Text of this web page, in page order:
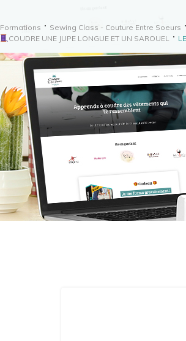
Formations Sewing Class - Couture Entre Soeurs
COUDRE UNE JUPE LONGUE ET UN SAROUEL